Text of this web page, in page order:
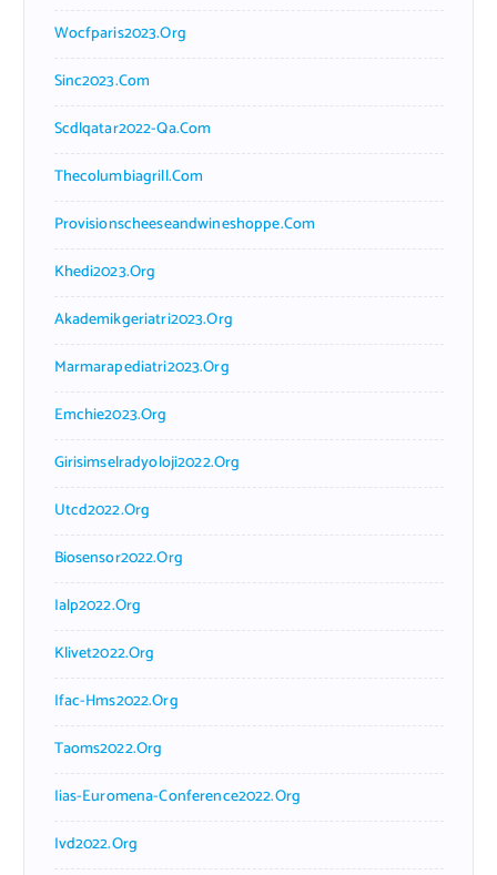
Wocfparis2023.org
Sinc2023.com
Scdlqatar2022-Qa.com
Thecolumbiagrill.com
Provisionscheeseandwineshoppe.com
Khedi2023.org
Akademikgeriatri2023.org
Marmarapediatri2023.org
Emchie2023.org
Girisimselradyoloji2022.org
Utcd2022.org
Biosensor2022.org
Ialp2022.org
Klivet2022.org
Ifac-Hms2022.org
Taoms2022.org
Iias-Euromena-Conference2022.org
Ivd2022.org